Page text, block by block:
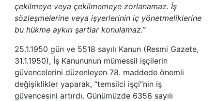
çekilmeye veya çekilmemeye zorlanamaz. İş
sözleşmelerine veya işyerlerinin iç yönetmeliklerine
bu hükme aykırı şartlar konulamaz.”
25.1.1950 gün ve 5518 sayılı Kanun (Resmi Gazete,
31.1.1950), İş Kanununun mümessil işçilerin
güvencelerini düzenleyen 78. maddede önemli
değişiklikler yaparak, “temsilci işçi”nin iş
güvencesini artırdı. Günümüzde 6356 sayılı